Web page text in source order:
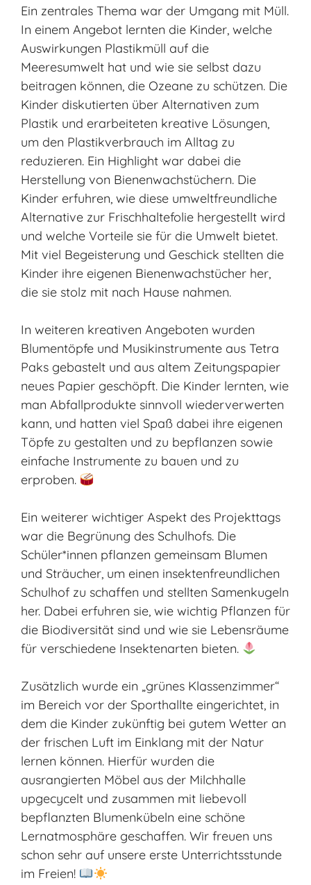
Ein zentrales Thema war der Umgang mit Müll.
In einem Angebot lernten die Kinder, welche
Auswirkungen Plastikmüll auf die
Meeresumwelt hat und wie sie selbst dazu
beitragen können, die Ozeane zu schützen. Die
Kinder diskutierten über Alternativen zum
Plastik und erarbeiteten kreative Lösungen,
um den Plastikverbrauch im Alltag zu
reduzieren. Ein Highlight war dabei die
Herstellung von Bienenwachstüchern. Die
Kinder erfuhren, wie diese umweltfreundliche
Alternative zur Frischhaltefolie hergestellt wird
und welche Vorteile sie für die Umwelt bietet.
Mit viel Begeisterung und Geschick stellten die
Kinder ihre eigenen Bienenwachstücher her,
die sie stolz mit nach Hause nahmen.
In weiteren kreativen Angeboten wurden
Blumentöpfe und Musikinstrumente aus Tetra
Paks gebastelt und aus altem Zeitungspapier
neues Papier geschöpft. Die Kinder lernten, wie
man Abfallprodukte sinnvoll wiederverwerten
kann, und hatten viel Spaß dabei ihre eigenen
Töpfe zu gestalten und zu bepflanzen sowie
einfache Instrumente zu bauen und zu
erproben.
Ein weiterer wichtiger Aspekt des Projekttags
war die Begrünung des Schulhofs. Die
Schüler*innen pflanzen gemeinsam Blumen
und Sträucher, um einen insektenfreundlichen
Schulhof zu schaffen und stellten Samenkugeln
her. Dabei erfuhren sie, wie wichtig Pflanzen für
die Biodiversität sind und wie sie Lebensräume
für verschiedene Insektenarten bieten.
Zusätzlich wurde ein „grünes Klassenzimmer“
im Bereich vor der Sporthallte eingerichtet, in
dem die Kinder zukünftig bei gutem Wetter an
der frischen Luft im Einklang mit der Natur
lernen können. Hierfür wurden die
ausrangierten Möbel aus der Milchhalle
upgecycelt und zusammen mit liebevoll
bepflanzten Blumenkübeln eine schöne
Lernatmosphäre geschaffen. Wir freuen uns
schon sehr auf unsere erste Unterrichtsstunde
im Freien!